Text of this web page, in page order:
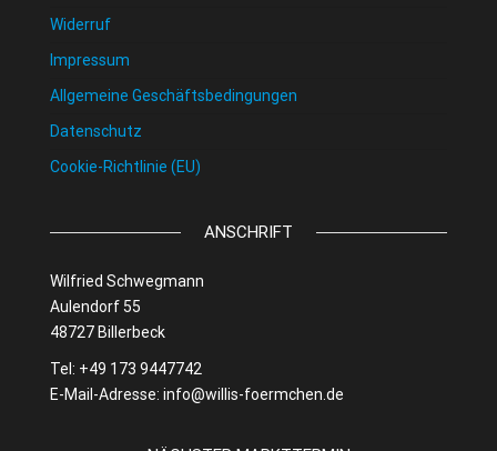
Widerruf
Impressum
Allgemeine Geschäftsbedingungen
Datenschutz
Cookie-Richtlinie (EU)
ANSCHRIFT
Wilfried Schwegmann
Aulendorf 55
48727 Billerbeck
Tel: +49 173 9447742
E-Mail-Adresse: info@willis-foermchen.de